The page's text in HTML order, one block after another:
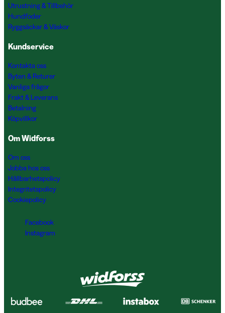
Utrustning & Tillbehör
Hundfoder
Ryggsäckar & Väskor
Kundservice
Kontakta oss
Byten & Returer
Vanliga frågor
Frakt & Leverans
Betalning
Köpvillkor
Om Widforss
Om oss
Jobba hos oss
Hållbarhetspolicy
Integritetspolicy
Cookiepolicy
Facebook
Instagram